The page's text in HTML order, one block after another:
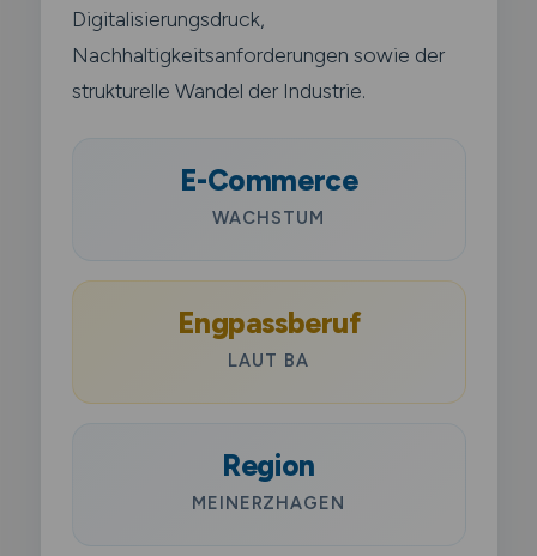
Digitalisierungsdruck,
Nachhaltigkeitsanforderungen sowie der
strukturelle Wandel der Industrie.
E-Commerce
WACHSTUM
Engpassberuf
LAUT BA
Region
MEINERZHAGEN